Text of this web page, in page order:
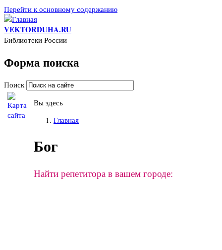
Перейти к основному содержанию
VEKTORDUHA.RU
Библиотеки России
Форма поиска
Поиск
Вы здесь
Главная
Бог
Найти репетитора в вашем городе: